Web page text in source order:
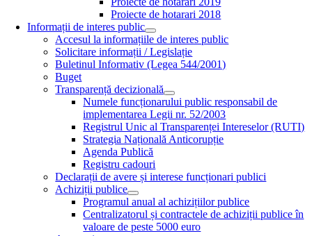
Proiecte de hotarari 2018
Informații de interes public
Accesul la informațiile de interes public
Solicitare informații / Legislație
Buletinul Informativ (Legea 544/2001)
Buget
Transparență decizională
Numele funcționarului public responsabil de
implementarea Legii nr. 52/2003
Registrul Unic al Transparenței Intereselor (RUTI)
Strategia Națională Anticorupție
Agenda Publică
Registru cadouri
Declarații de avere și interese funcționari publici
Achiziții publice
Programul anual al achizițiilor publice
Centralizatorul și contractele de achiziții publice în
valoare de peste 5000 euro